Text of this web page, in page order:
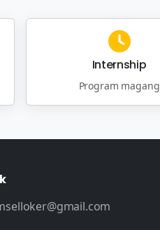
Internship
Program magang